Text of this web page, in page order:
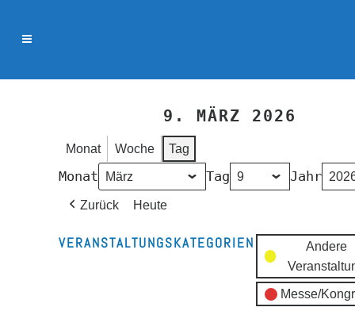
9. MÄRZ 2026
Monat Woche Tag
Monat Tag Jahr
Zurück Heute
VERANSTALTUNGSKATEGORIEN
Andere
Messe/